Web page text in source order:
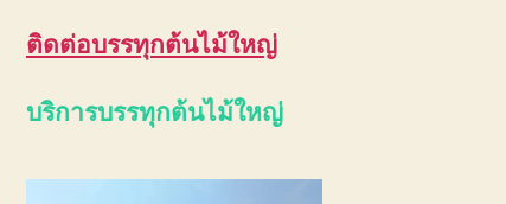
ติดต่อบรรทุกต้นไม้ใหญ่
บริการบรรทุกต้นไม้ใหญ่